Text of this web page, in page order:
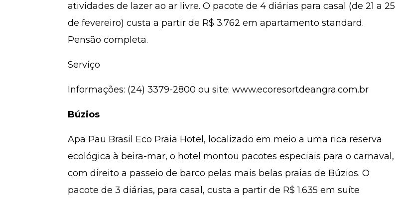
atividades de lazer ao ar livre. O pacote de 4 diárias para casal (de 21 a 25
de fevereiro) custa a partir de R$ 3.762 em apartamento standard.
Pensão completa.
Serviço
Informações: (24) 3379-2800 ou site: www.ecoresortdeangra.com.br
Búzios
Apa Pau Brasil Eco Praia Hotel, localizado em meio a uma rica reserva
ecológica à beira-mar, o hotel montou pacotes especiais para o carnaval,
com direito a passeio de barco pelas mais belas praias de Búzios. O
pacote de 3 diárias, para casal, custa a partir de R$ 1.635 em suíte